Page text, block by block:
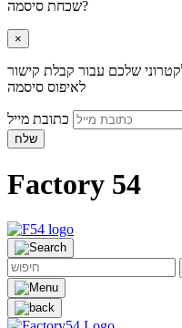
שכחת סיסמה?
×
שלכם עבור קבלת קישור
לאיפוס סיסמה
שלח
Factory 54